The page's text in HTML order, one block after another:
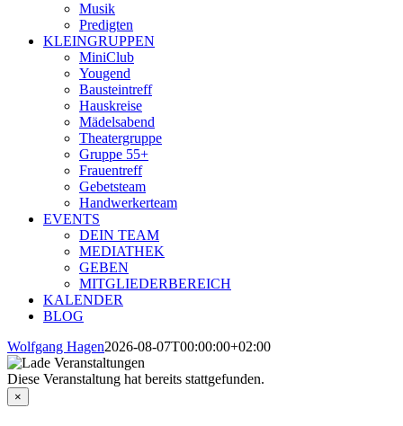
Musik
Predigten
KLEINGRUPPEN
MiniClub
Yougend
Bausteintreff
Hauskreise
Mädelsabend
Theatergruppe
Gruppe 55+
Frauentreff
Gebetsteam
Handwerkerteam
EVENTS
DEIN TEAM
MEDIATHEK
GEBEN
MITGLIEDERBEREICH
KALENDER
BLOG
Wolfgang Hagen2026-08-07T00:00:00+02:00
Diese Veranstaltung hat bereits stattgefunden.
×